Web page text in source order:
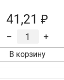
41,21 ₽
– +
В корзину